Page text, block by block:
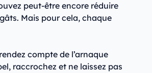
peut-être encore réduire
Mais pour cela, chaque
compte de l’arnaque
raccrochez et ne laissez pas